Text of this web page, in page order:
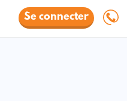
Se connecter